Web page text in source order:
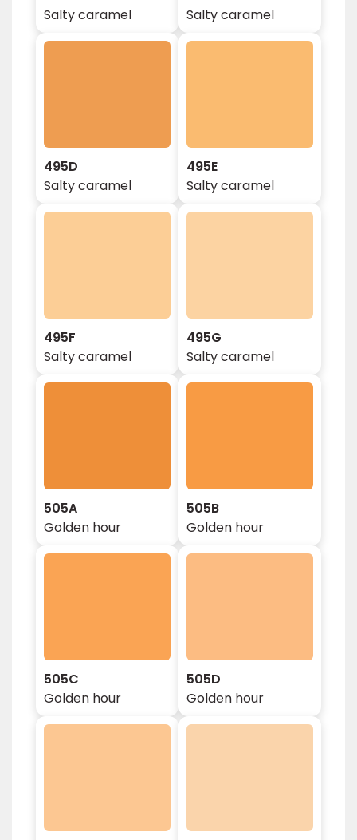
Salty caramel
Salty caramel
495D
Salty caramel
495E
Salty caramel
495F
Salty caramel
495G
Salty caramel
505A
Golden hour
505B
Golden hour
505C
Golden hour
505D
Golden hour